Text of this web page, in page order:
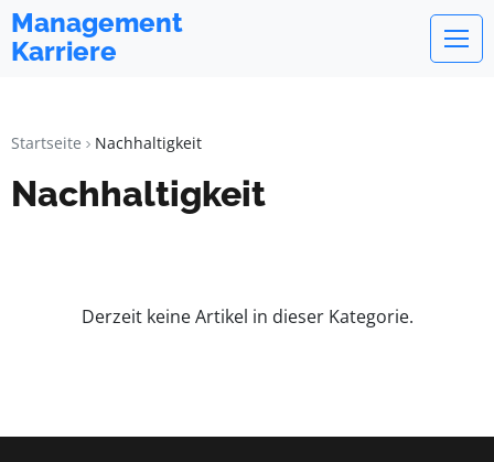
Management
Karriere
Startseite Nachhaltigkeit
Nachhaltigkeit
Derzeit keine Artikel in dieser Kategorie.